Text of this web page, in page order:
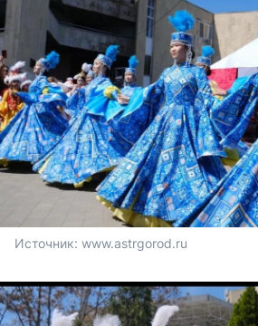
Источник: www.astrgorod.ru